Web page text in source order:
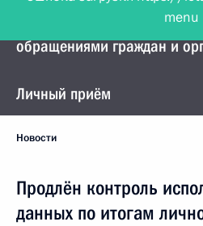
Управление Президента по
обращениями граждан и
Личный приём
Новости
Продлён контроль
данных по итогам
menu